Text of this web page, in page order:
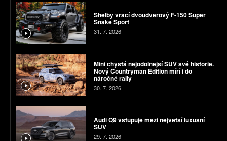
Shelby vrací dvoudveřový F-150 Super
Snake Sport
31. 7. 2026
Mini chystá nejodolnější SUV své historie.
Nový Countryman Edition míří i do
náročné rally
30. 7. 2026
Audi Q9 vstupuje mezi největší luxusní
SUV
29. 7. 2026